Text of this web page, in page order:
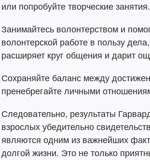
или попробуйте творческие занятия.
Занимайтесь волонтерством и
волонтерской работе в пользу
расширяет круг общения и дарит
Сохраняйте баланс между
пренебрегайте личными
Следовательно, результаты
взрослых убедительно
являются одним из важнейших
долгой жизни. Это не только